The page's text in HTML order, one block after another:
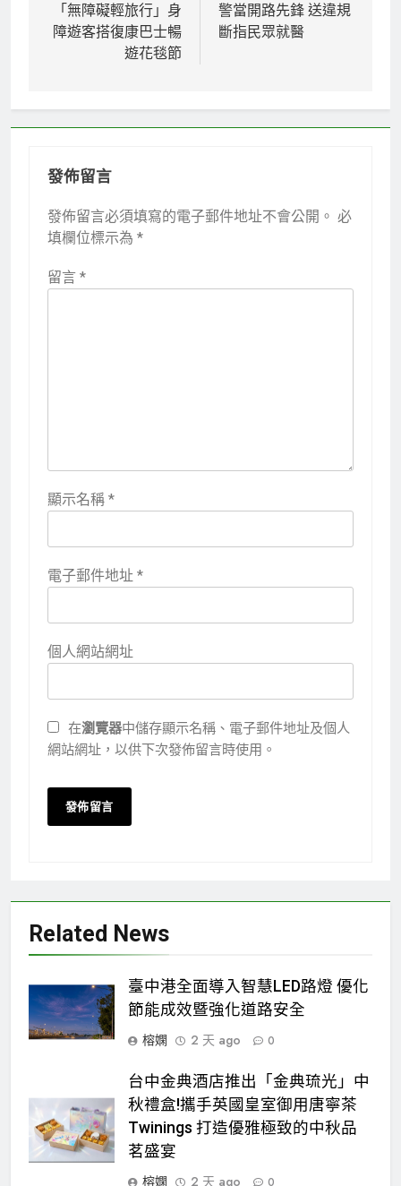
章
導
「無障礙輕旅行」身
障遊客搭復康巴士暢
遊花毯節
警當開路先鋒 送違規
斷指民眾就醫
發佈留言
發佈留言必須填寫的電子郵件地址不會公開。 必
填欄位標示為 *
留言 *
顯示名稱 *
電子郵件地址 *
個人網站網址
在瀏覽器中儲存顯示名稱、電子郵件地址及個人
網站網址，以供下次發佈留言時使用。
Related News
臺中港全面導入智慧LED路燈 優化
節能成效暨強化道路安全
榕嫻
2 天 ago 0
台中金典酒店推出「金典琉光」中
秋禮盒!攜手英國皇室御用唐寧茶
Twinings 打造優雅極致的中秋品
茗盛宴
榕嫻
2 天 ago 0